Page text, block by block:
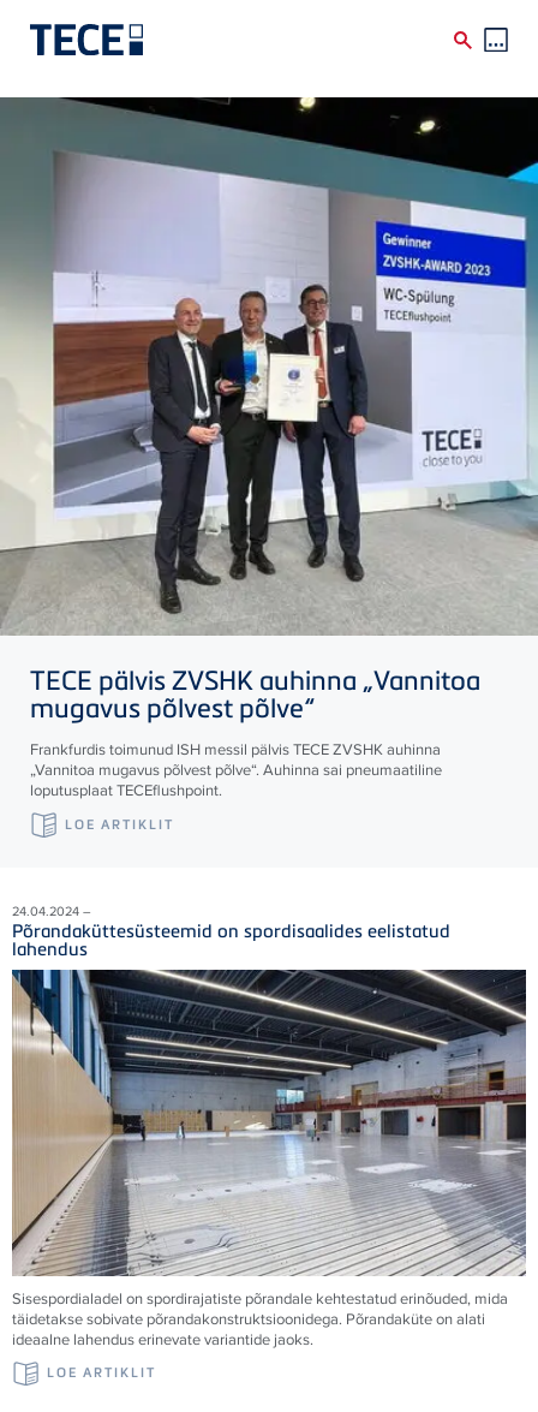
Skip to main content
TECE pälvis ZVSHK auhinna „Vannitoa
mugavus põlvest põlve“
Frankfurdis toimunud ISH messil pälvisTECEZVSHK auhinna
„Vannitoa mugavus põlvest põlve“. Auhinna sai pneumaatiline
loputusplaatTECEflushpoint.
LOE ARTIKLIT
24.04.2024 –
Põrandaküttesüsteemid on spordisaalides eelistatud
lahendus
Sisespordialadel on spordirajatiste põrandale kehtestatud erinõuded, mida
täidetakse sobivate põrandakonstruktsioonidega. Põrandaküte on alati
ideaalne lahendus erinevate variantide jaoks.
LOE ARTIKLIT